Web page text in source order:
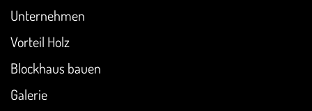
Unternehmen
Vorteil Holz
Blockhaus bauen
Galerie